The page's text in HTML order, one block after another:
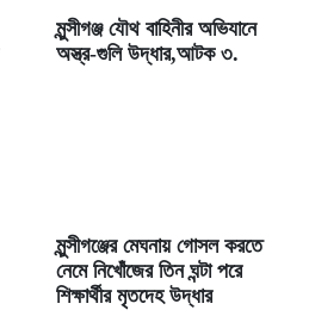
মুন্সীগঞ্জ যৌথ বাহিনীর অভিযানে
অস্ত্র-গুলি উদ্ধার,আটক ৩.
মুন্সীগঞ্জের মেঘনায় গোসল করতে
নেমে নিখোঁজের তিন ঘন্টা পরে
শিক্ষার্থীর মৃতদেহ উদ্ধার